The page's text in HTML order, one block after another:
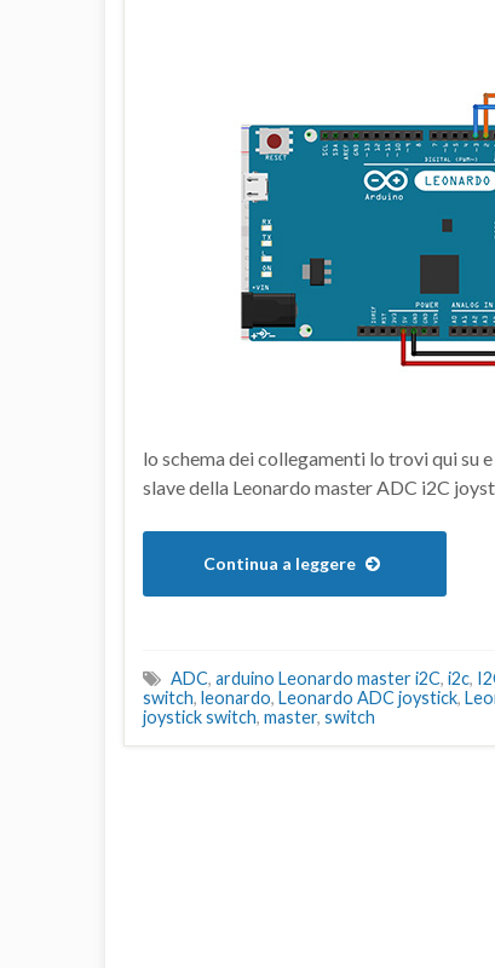
lo schema dei collegamenti lo trovi qui su
slave della Leonardo master ADC i2C
Continua a leggere
ADC, arduino Leonardo master i2C, i2c,
switch, leonardo, Leonardo ADC joystick,
joystick switch, master, switch